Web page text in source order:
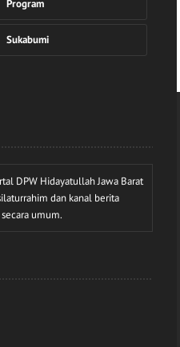
Program
Sukabumi
DPW Hidayatullah Jawa Barat
dan kanal berita
umum.